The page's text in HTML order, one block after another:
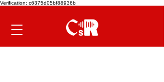
Verification: c6375d05bf88936b